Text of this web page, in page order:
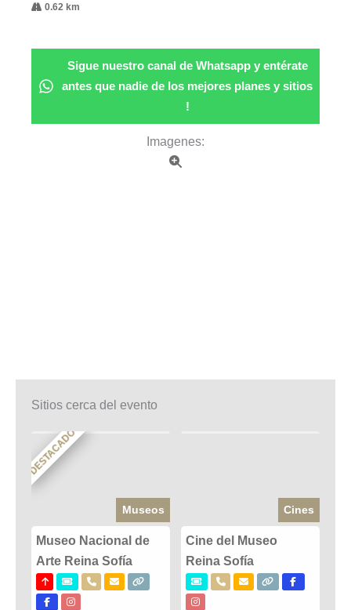
0.62 km
Sigue nuestro canal de Whatsapp y entérate
antes que nadie de los mejores planes y sitios
!
Imagenes:
Sitios cerca del evento
DESTACADO
Museos
Museo Nacional de
Arte Reina Sofía
Cines
Cine del Museo
Reina Sofía